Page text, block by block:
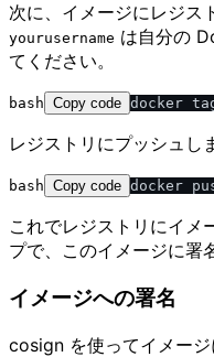
次に、イメージにレジス
yourusername は自分の
てください。
bash Copy code
レジストリにプッシュし
bash Copy code
これでレジストリにイメ
プで、このイメージに署
イメージへの署名
cosign を使ってイメージ